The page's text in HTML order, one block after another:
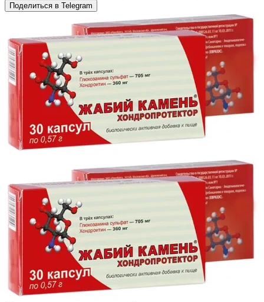
Поделиться в Telegram